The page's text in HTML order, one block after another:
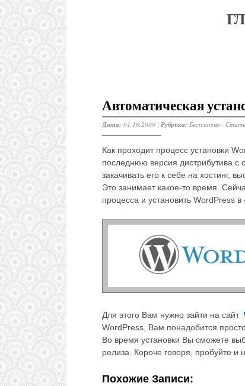
Автоматическая
Дата: 01.10.2009 | Рубрика: Бесплатно ·
Как проходит процесс установки
последнюю версия дистрибутива с
закачивать его к себе на хостинг,
Это занимает какое-то время.
процесса и установить WordPress в
Для этого Вам нужно зайти на сайт
WordPress, Вам понадобится
Во время установки Вы сможете
релиза. Короче говоря, пробуйте и
Похожие Записи: